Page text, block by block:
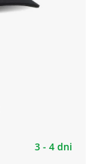
3 - 4 dni